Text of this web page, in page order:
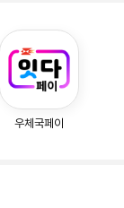
우체국페이